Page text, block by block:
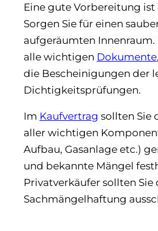
Eine gute Vorbereitung ist
Sorgen Sie für einen
aufgeräumten Innenraum.
alle wichtigen Dokumente
die Bescheinigungen der
Dichtigkeitsprüfungen.
Im Kaufvertrag sollten Sie
aller wichtigen
Aufbau, Gasanlage etc.)
und bekannte Mängel
Privatverkäufer sollten Sie
Sachmängelhaftung